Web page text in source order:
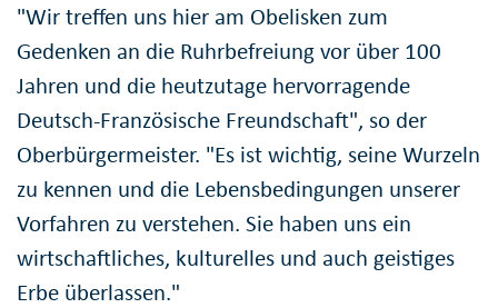
"Wir treffen uns hier am Obelisken zum
Gedenken an die Ruhrbefreiung vor über 100
Jahren und die heutzutage hervorragende
Deutsch-Französische Freundschaft", so der
Oberbürgermeister. "Es ist wichtig, seine Wurzeln
zu kennen und die Lebensbedingungen unserer
Vorfahren zu verstehen. Sie haben uns ein
wirtschaftliches, kulturelles und auch geistiges
Erbe überlassen."